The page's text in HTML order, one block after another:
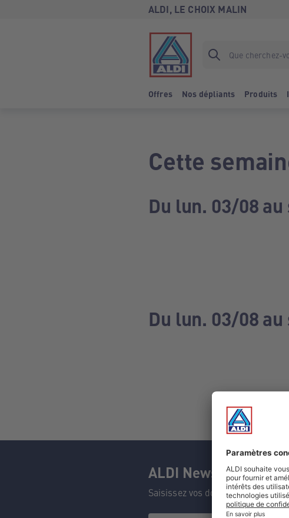
ALDI, LE CHOIX MALIN
Offres Nos dépliants Produits
Cette
Du lun. 03/08
Du lun. 03/08
ALDI Newsletter
Saisissez vos données et ne